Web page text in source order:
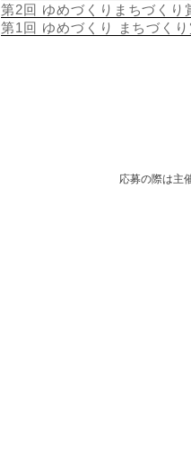
第2回 ゆめづくりまちづくり
第1回 ゆめづくり まちづく
応募の際は主